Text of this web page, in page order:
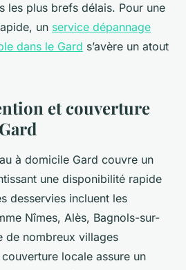
les plus brefs délais. Pour une
un service dépannage
dans le Gard s’avère un atout
et couverture
à domicile Gard couvre un
une disponibilité rapide
desservies incluent les
Nîmes, Alès, Bagnols-sur-
de nombreux villages
locale assure un